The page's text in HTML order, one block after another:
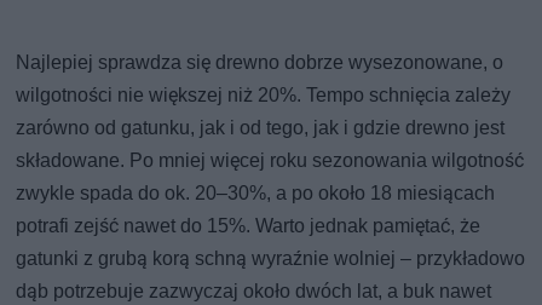
Najlepiej sprawdza się drewno dobrze wysezonowane, o
wilgotności nie większej niż 20%. Tempo schnięcia zależy
zarówno od gatunku, jak i od tego, jak i gdzie drewno jest
składowane. Po mniej więcej roku sezonowania wilgotność
zwykle spada do ok. 20–30%, a po około 18 miesiącach
potrafi zejść nawet do 15%. Warto jednak pamiętać, że
gatunki z grubą korą schną wyraźnie wolniej – przykładowo
dąb potrzebuje zazwyczaj około dwóch lat, a buk nawet